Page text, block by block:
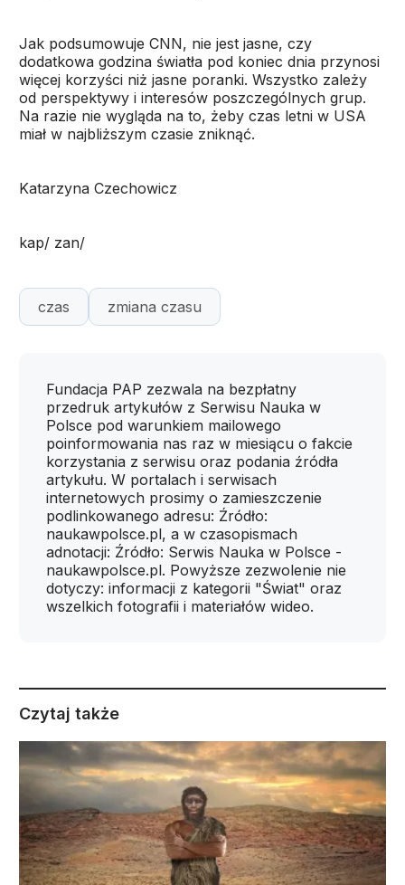
Jak podsumowuje CNN, nie jest jasne, czy
dodatkowa godzina światła pod koniec dnia przynosi
więcej korzyści niż jasne poranki. Wszystko zależy
od perspektywy i interesów poszczególnych grup.
Na razie nie wygląda na to, żeby czas letni w USA
miał w najbliższym czasie zniknąć.
Katarzyna Czechowicz
kap/ zan/
czas zmiana czasu
Fundacja PAP zezwala na bezpłatny
przedruk artykułów z Serwisu Nauka w
Polsce pod warunkiem mailowego
poinformowania nas raz w miesiącu o fakcie
korzystania z serwisu oraz podania źródła
artykułu. W portalach i serwisach
internetowych prosimy o zamieszczenie
podlinkowanego adresu: Źródło:
naukawpolsce.pl, a w czasopismach
adnotacji: Źródło: Serwis Nauka w Polsce -
naukawpolsce.pl. Powyższe zezwolenie nie
dotyczy: informacji z kategorii "Świat" oraz
wszelkich fotografii i materiałów wideo.
Czytaj także